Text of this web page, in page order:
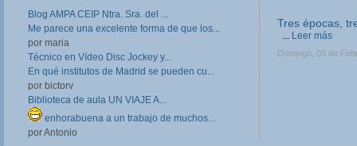
Blog AMPA CEIP Ntra. Sra. del ...
Me parece una excelente forma de que los...
por maria
Técnico en Vídeo Disc Jockey y...
En qué institutos de Madrid se pueden cu...
por bictorv
Biblioteca de aula UN VIAJE A...
enhorabuena a un trabajo de muchos...
por Antonio
Tres épocas,
... Leer más
Domingo, 03 de